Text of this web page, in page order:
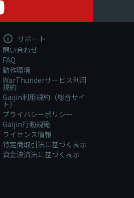
サポート
問い合わせ
FAQ
動作環境
WarThunderサービス利用
規約
Gaijin利用規約（総合サイ
ト）
プライバシーポリシー
Gaijin行動規範
ライセンス情報
特定商取引法に基づく表示
資金決済法に基づく表示